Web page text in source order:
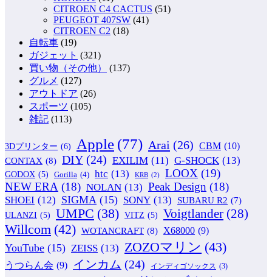
CITROEN C4 CACTUS (51)
PEUGEOT 407SW (41)
CITROEN C2 (18)
自転車 (19)
ガジェット (321)
買い物（その他）
(137)
グルメ (127)
アウトドア (26)
スポーツ (105)
雑記 (113)
3Dプリンター (6) Apple (77) Arai (26) CBM (10)
CONTAX (8) DIY (24) EXILIM (11) G-SHOCK (13)
GODOX (5) Gorilla (4) htc (13) KRB (2) LOOX (19)
NEW ERA (18) NOLAN (13) Peak Design (18)
SHOEI (12) SIGMA (15) SONY (13) SUBARU R2 (7)
ULANZI (5) UMPC (38) VITZ (5) Voigtlander (28)
Willcom (42) WOTANCRAFT (8) X68000 (9)
YouTube (15) ZEISS (13) ZOZOマリン (43)
うつらん会 (9) インカム (24) インディゴソックス (3)